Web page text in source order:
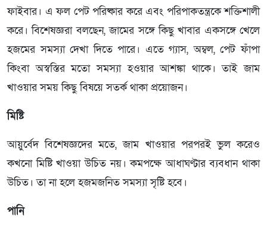
ফাইবার। এ ফল পেট পরিষ্কার করে এবং পরিপাকতন্ত্রকে শক্তিশালী
করে। বিশেষজ্ঞরা বলছেন, জামের সঙ্গে কিছু খাবার একসঙ্গে খেলে
হজমের সমস্যা দেখা দিতে পারে। এতে গ্যাস, অম্বল, পেট ফাঁপা
কিংবা অস্বস্তির মতো সমস্যা হওয়ার আশঙ্কা থাকে। তাই জাম
খাওয়ার সময় কিছু বিষয়ে সতর্ক থাকা প্রয়োজন।
মিষ্টি
আয়ুর্বেদ বিশেষজ্ঞদের মতে, জাম খাওয়ার পরপরই ভুল করেও
কখনো মিষ্টি খাওয়া উচিত নয়। কমপক্ষে আধাঘণ্টার ব্যবধান থাকা
উচিত। তা না হলে হজমজনিত সমস্যা সৃষ্টি হবে।
পানি